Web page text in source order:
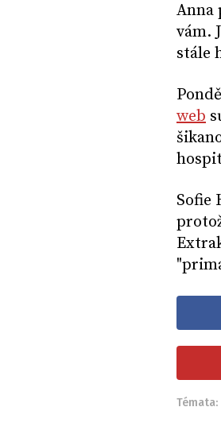
Anna
vám.
stále
web
Sofie
Témata: